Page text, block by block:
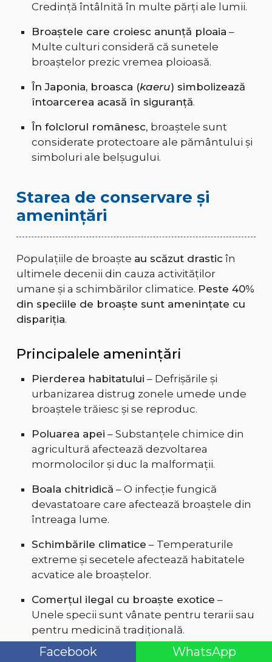
Credință întâlnită în multe părți ale lumii.
Broaștele care croiesc anunță ploaia –
Multe culturi consideră că sunetele
broaștelor prezic vremea ploioasă.
În Japonia, broasca (kaeru) simbolizează
întoarcerea acasă în siguranță.
În folclorul românesc, broaștele sunt
considerate protectoare ale pământului și
simboluri ale belșugului.
Starea de conservare și
amenințări
Populațiile de broaște au scăzut drasticîn
ultimele decenii din cauza activităților
umane și a schimbărilor climatice. Peste 40%
din speciile de broaște sunt amenințate cu
dispariția.
Principalele amenințări
Pierderea habitatului – Defrișările și
urbanizarea distrug zonele umede unde
broaștele trăiesc și se reproduc.
Poluarea apei – Substanțele chimice din
agricultură afectează dezvoltarea
mormolocilor și duc la malformații.
Boala chitridică – O infecție fungică
devastatoare care afectează broaștele din
întreaga lume.
Schimbările climatice – Temperaturile
extreme și secetele afectează habitatele
acvatice ale broaștelor.
Comerțul ilegal cu broaște exotice –
Unele specii sunt vânate pentru terarii sau
pentru medicină tradițională.
Facebook WhatsApp